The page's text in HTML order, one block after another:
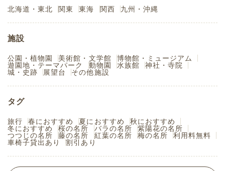
北海道・東北 関東 東海 関西 九州・沖縄
施設
公園・植物園 美術館・文学館
博物館・ミュージアム
遊園地・テーマパーク
動物園 水族館
神社・寺院
城・史跡
展望台 その他施設
タグ
旅行 春におすすめ 夏におすすめ
秋におすすめ
冬におすすめ
桜の名所 バラの名所
紫陽花の名所
つつじの名所
藤の名所 紅葉の名所 梅の名所
利用料無料
車椅子貸出あり
割引あり